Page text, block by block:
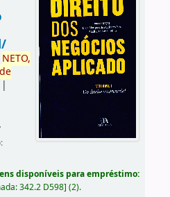
NETO,
de
|
.
disponíveis para empréstimo:
342.2 D598] (2).